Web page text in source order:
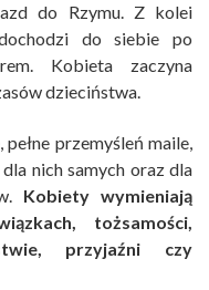
do Rzymu. Z kolei
do siebie po
Kobieta zaczyna
dzieciństwa.
przemyśleń maile,
nich samych oraz dla
Kobiety wymieniają
tożsamości,
przyjaźni czy